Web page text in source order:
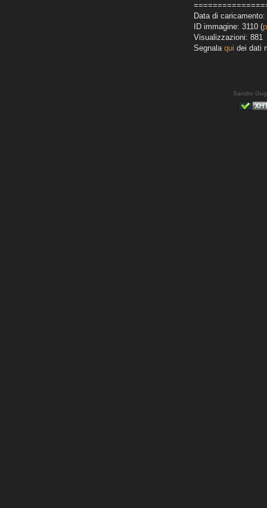
Data di
ID immagine: 3110 (
Visualizzazioni: 881
Segnala qui dei dati
Sandro